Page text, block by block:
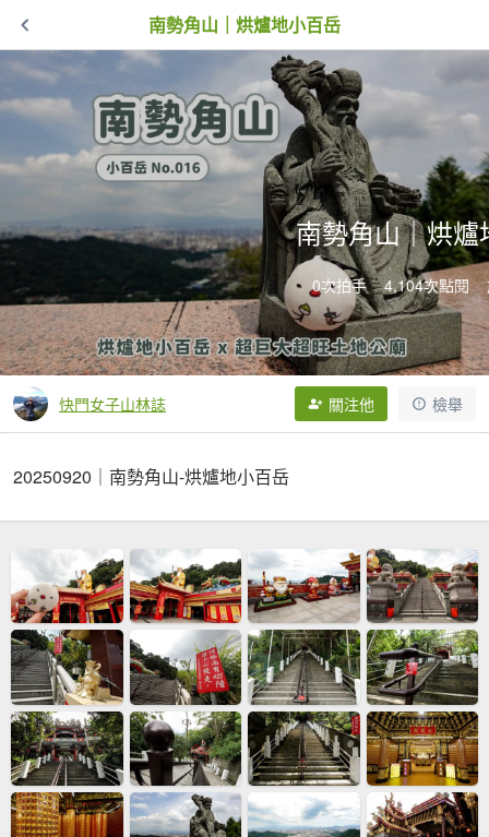
南勢角山｜烘爐地小百岳
南勢角山｜烘爐
0次拍手 4,104次點閱
快門女子山林誌 關注他 檢舉
20250920｜南勢角山-烘爐地小百岳